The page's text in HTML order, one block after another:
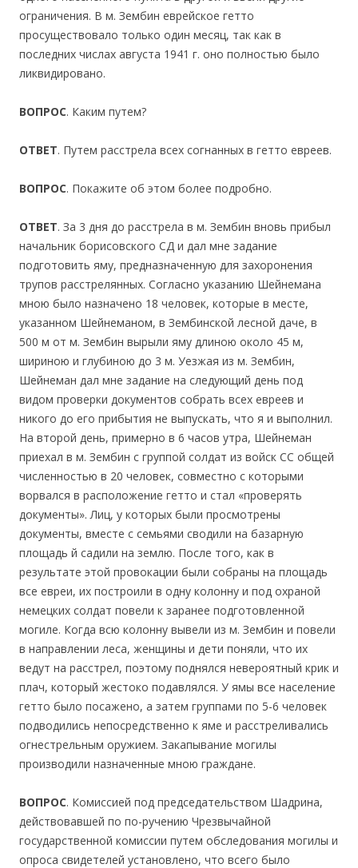
ограничения. В м. Зембин еврейское гетто
просуществовало только один месяц, так как в
последних числах августа 1941 г. оно полностью было
ликвидировано.
ВОПРОС. Каким путем?
ОТВЕТ. Путем расстрела всех согнанных в гетто евреев.
ВОПРОС. Покажите об этом более подробно.
ОТВЕТ. За 3 дня до расстрела в м. Зембин вновь прибыл
начальник борисовского СД и дал мне задание
подготовить яму, предназначенную для захоронения
трупов расстрелянных. Согласно указанию Шейнемана
мною было назначено 18 человек, которые в месте,
указанном Шейнеманом, в Зембинской лесной даче, в
500 м от м. Зембин вырыли яму длиною около 45 м,
шириною и глубиною до 3 м. Уезжая из м. Зембин,
Шейнеман дал мне задание на следующий день под
видом проверки документов собрать всех евреев и
никого до его прибытия не выпускать, что я и выполнил.
На второй день, примерно в 6 часов утра, Шейнеман
приехал в м. Зембин с группой солдат из войск СС общей
численностью в 20 человек, совместно с которыми
ворвался в расположение гетто и стал «проверять
документы». Лиц, у которых были просмотрены
документы, вместе с семьями сводили на базарную
площадь й садили на землю. После того, как в
результате этой провокации были собраны на площадь
все евреи, их построили в одну колонну и под охраной
немецких солдат повели к заранее подготовленной
могиле. Когда всю колонну вывели из м. Зембин и повели
в направлении леса, женщины и дети поняли, что их
ведут на расстрел, поэтому поднялся невероятный крик и
плач, который жестоко подавлялся. У ямы все население
гетто было посажено, а затем группами по 5-6 человек
подводились непосредственно к яме и расстреливались
огнестрельным оружием. Закапывание могилы
производили назначенные мною граждане.
ВОПРОС. Комиссией под председательством Шадрина,
действовавшей по по-ручению Чрезвычайной
государственной комиссии путем обследования могилы и
опроса свидетелей установлено, что всего было